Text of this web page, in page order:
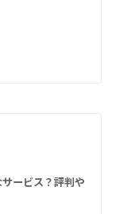
サービス？評判や